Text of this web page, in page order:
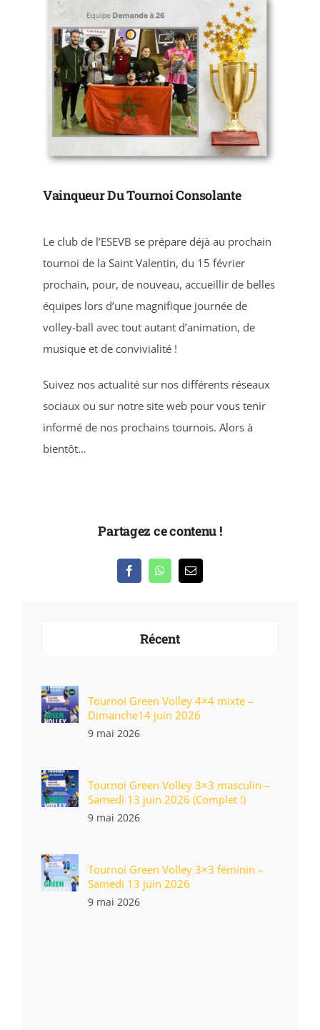
Vainqueur Du Tournoi Consolante
Le club de l’ESEVB se prépare déjà au prochain
tournoi de la Saint Valentin, du 15 février
prochain, pour, de nouveau, accueillir de belles
équipes lors d’une magnifique journée de
volley-ball avec tout autant d’animation, de
musique et de convivialité !
Suivez nos actualité sur nos différents réseaux
sociaux ou sur notre site web pour vous tenir
informé de nos prochains tournois. Alors à
bientôt…
Partagez ce contenu !
Récent
Tournoi Green Volley 4×4 mixte –
Dimanche14 juin 2026
9 mai 2026
Tournoi Green Volley 3×3 masculin –
Samedi 13 juin 2026 (Complet !)
9 mai 2026
Tournoi Green Volley 3×3 féminin –
Samedi 13 juin 2026
9 mai 2026